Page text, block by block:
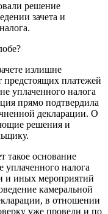
решение
зачета и
излишне
предстоящих платежей
уплаченного налога
прямо подтвердила
декларации. О
решения и
такое основание
уплаченного налога
и иных мероприятий
камеральной
в отношении
уже провели и по